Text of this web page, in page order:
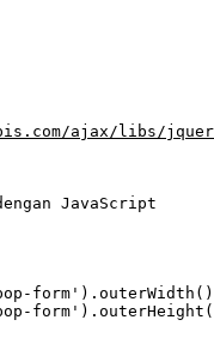
ajax/libs/
JavaScript